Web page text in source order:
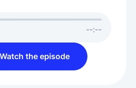
--:--
Watch the episode